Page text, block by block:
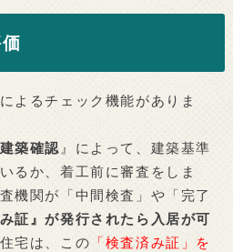
よるチェック機能がありま
建築確認』によって、建築基準
るか、着工前に審査をしま
機関が「中間検査」や「完了
み証』が発行されたら入居が可
宅は、この 「検査済み証」を